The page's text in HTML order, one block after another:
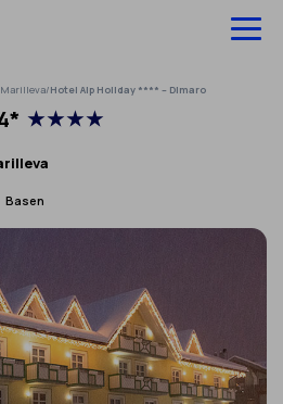
/Hotel Alp Holiday **** – Dimaro
★★★★
Basen
›